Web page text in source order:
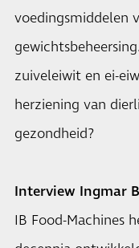
voedingsmiddelen
zuiveleiwit en ei-
herziening van
gezondheid?
Interview Ingmar
IB Food-Machines